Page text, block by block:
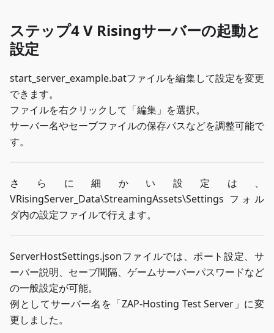
ステップ4 V Risingサーバーの起動と
設定
start_server_example.batファイルを編集して設定を変更
できます。
ファイルを右クリックして「編集」を選択。
サーバー名やセーブファイルの保存パスなどを調整可能で
す。
さらに細かい設定は、
VRisingServer_Data\StreamingAssets\Settings フォル
ダ内の設定ファイルで行えます。
ServerHostSettings.jsonファイルでは、ポート設定、サ
ーバー説明、セーブ間隔、ゲームサーバーパスワードなど
の一般設定が可能。
例としてサーバー名を「ZAP-Hosting Test Server」に変
更しました。